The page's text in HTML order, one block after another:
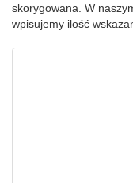
skorygowana. W
wpisujemy ilość